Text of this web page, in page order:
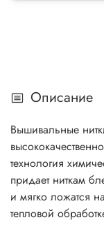
Описание
Вышивальные
технология
придает ниткам
и мягко ложатся
тепловой